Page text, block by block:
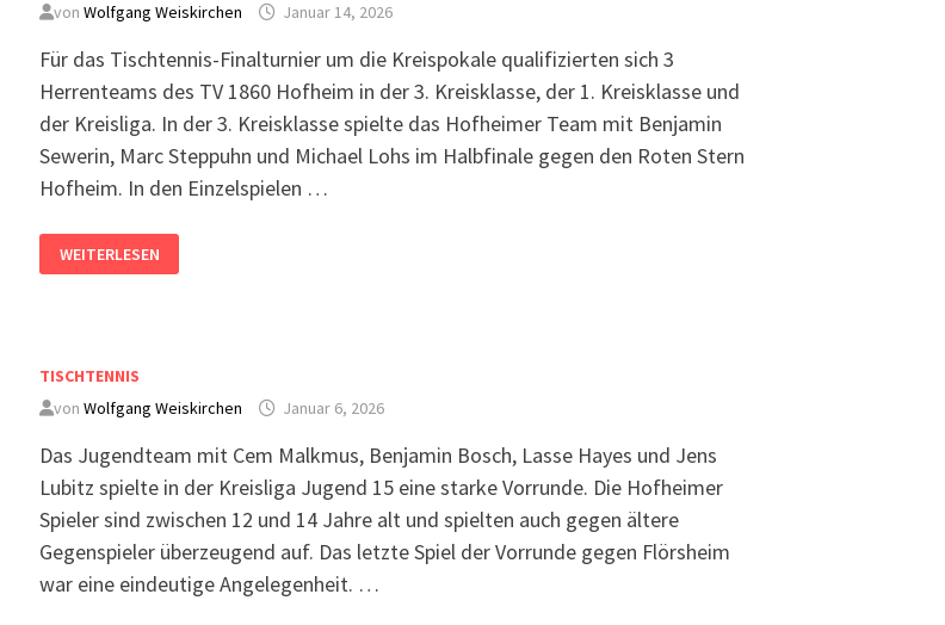
von Wolfgang Weiskirchen Januar 14, 2026
Für das Tischtennis-Finalturnier um die Kreispokale qualifizierten sich 3
Herrenteams des TV 1860 Hofheim in der 3. Kreisklasse, der 1. Kreisklasse und
der Kreisliga. In der 3. Kreisklasse spielte das Hofheimer Team mit Benjamin
Sewerin, Marc Steppuhn und Michael Lohs im Halbfinale gegen den Roten Stern
Hofheim. In den Einzelspielen …
WEITERLESEN
TISCHTENNIS
von Wolfgang Weiskirchen Januar 6, 2026
Das Jugendteam mit Cem Malkmus, Benjamin Bosch, Lasse Hayes und Jens
Lubitz spielte in der Kreisliga Jugend 15 eine starke Vorrunde. Die Hofheimer
Spieler sind zwischen 12 und 14 Jahre alt und spielten auch gegen ältere
Gegenspieler überzeugend auf. Das letzte Spiel der Vorrunde gegen Flörsheim
war eine eindeutige Angelegenheit. …